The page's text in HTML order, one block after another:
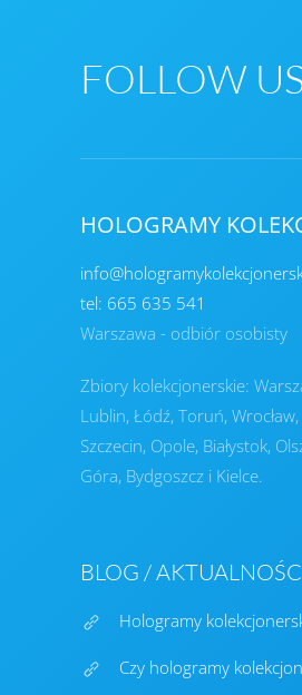
FOLLOW
HOLOGRAMY
tel: 665 635 541
Warszawa - odbiór osobisty
Zbiory kolekcjonerskie:
Lublin, Łódź, Toruń,
Szczecin, Opole, Białystok,
Góra, Bydgoszcz i Kielce.
BLOG /
Hologramy
Czy hologramy